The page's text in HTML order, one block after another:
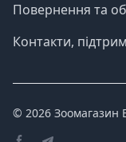
Повернення та
Контакти,
© 2026 Зоомагазин